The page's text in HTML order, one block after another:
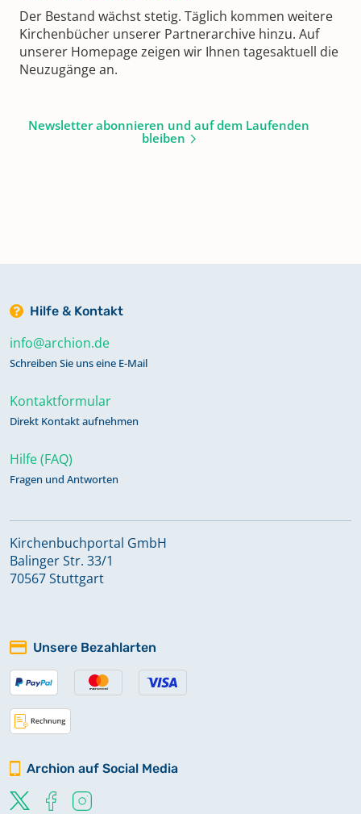
Der Bestand wächst stetig. Täglich kommen weitere
Kirchenbücher unserer Partnerarchive hinzu. Auf
unserer Homepage zeigen wir Ihnen tagesaktuell die
Neuzugänge an.
Newsletter abonnieren und auf dem Laufenden
bleiben
Hilfe & Kontakt
info@archion.de
Schreiben Sie uns eine E-Mail
Kontaktformular
Direkt Kontakt aufnehmen
Hilfe (FAQ)
Fragen und Antworten
Kirchenbuchportal GmbH
Balinger Str. 33/1
70567 Stuttgart
Unsere Bezahlarten
Archion auf Social Media